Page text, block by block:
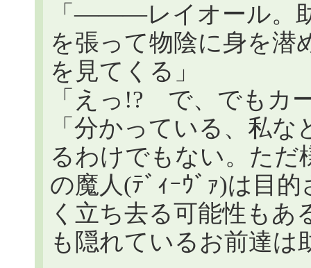
「―――レイオール。
を張って物陰に身を潜
を見てくる」
「えっ!? で、でも
「分かっている、私
るわけでもない。た
の魔人(ﾃﾞｨｰｳﾞｧ)は目
く立ち去る可能性も
も隠れているお前達は